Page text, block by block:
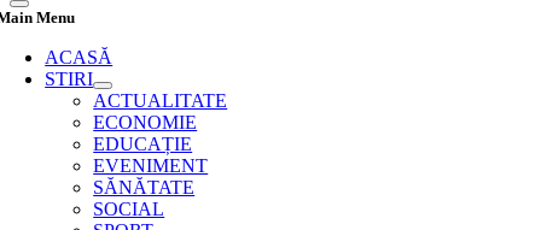
Menu
ACASĂ
STIRI
ACTUALITATE
ECONOMIE
EDUCAȚIE
EVENIMENT
SĂNĂTATE
SOCIAL